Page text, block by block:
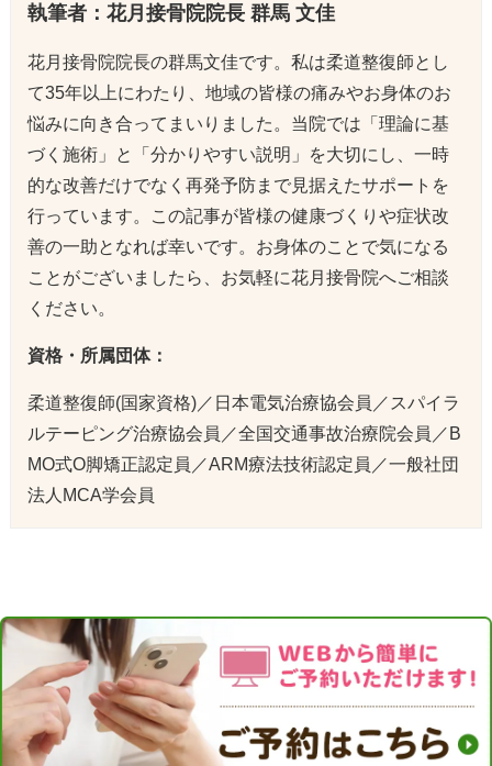
執筆者：花月接骨院院長 群馬 文佳
花月接骨院院長の群馬文佳です。私は柔道整復師とし
て35年以上にわたり、地域の皆様の痛みやお身体のお
悩みに向き合ってまいりました。当院では「理論に基
づく施術」と「分かりやすい説明」を大切にし、一時
的な改善だけでなく再発予防まで見据えたサポートを
行っています。この記事が皆様の健康づくりや症状改
善の一助となれば幸いです。お身体のことで気になる
ことがございましたら、お気軽に花月接骨院へご相談
ください。
資格・所属団体：
柔道整復師(国家資格)／日本電気治療協会員／スパイラ
ルテーピング治療協会員／全国交通事故治療院会員／B
MO式O脚矯正認定員／ARM療法技術認定員／一般社団
法人MCA学会員